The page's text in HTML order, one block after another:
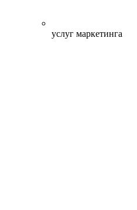
услуг маркетинга